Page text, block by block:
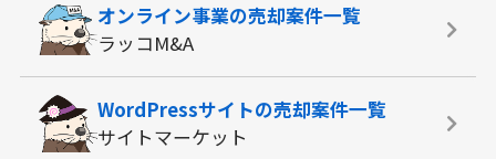
オンライン事業の売却案件一覧
ラッコM&A
WordPressサイトの売却案件一覧
サイトマーケット